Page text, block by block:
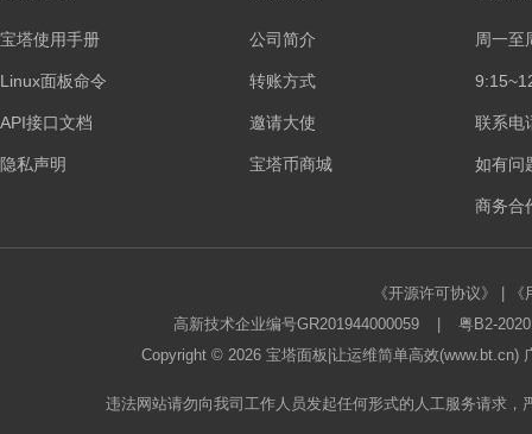
宝塔使用手册
Linux面板命令
API接口文档
隐私声明
公司简介
转账方式
邀请大使
宝塔币商城
周一至
联系电
如有问
商务合
《开源许可协议》
高新技术企业编号GR201944000059
粤B2-
Copyright © 2026 宝塔面板 |让运维简单高效
违法网站请勿向我司工作人员发起任何形式的人工服务请求，